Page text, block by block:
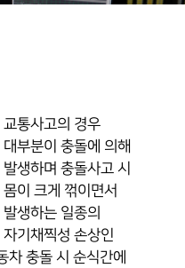
교통사고의 경우
대부분이 충돌에 의해
발생하며 충돌사고 시
몸이 크게 꺾이면서
발생하는 일종의
자기채찍성 손상인
차 충돌 시 순식간에